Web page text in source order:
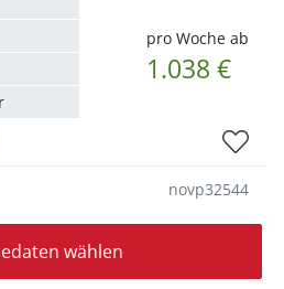
pro Woche ab
1.038 €
novp32544
wählen